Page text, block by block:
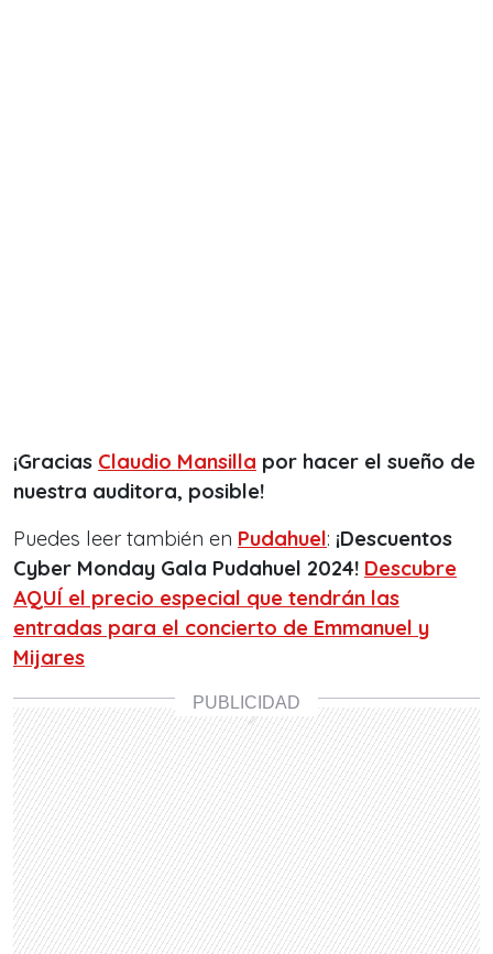
¡Gracias Claudio Mansilla por hacer el sueño de
nuestra auditora, posible!
Puedes leer también en Pudahuel: ¡Descuentos
Cyber Monday Gala Pudahuel 2024! Descubre
AQUÍ el precio especial que tendrán las
entradas para el concierto de Emmanuel y
Mijares